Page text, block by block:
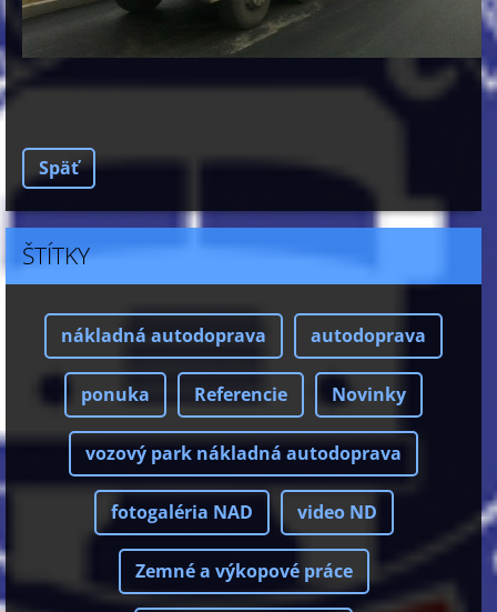
Späť
ŠTÍTKY
nákladná autodoprava autodoprava
ponuka Referencie Novinky
vozový park nákladná autodoprava
fotogaléria NAD video ND
Zemné a výkopové práce